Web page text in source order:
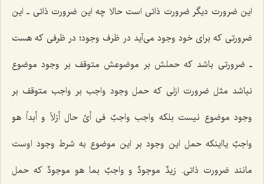
این ضرورت دیگر ضرورت ذاتی است حالا چه این ضرورت ذاتی ـ این
ضرورتی که برای خود وجود می‌آید در ظرف وجود؛ در ظرفی که هست
ـ ضرورتی باشد که حملش بر موضوعش متوقف بر وجود موضوع
نباشد مثل ضرورت ازلی که حمل وجود واجب بر واجب متوقف بر
وجود موضوع نیست بلکه واجب واجبٌ فی أیِّ حال أزلاً و أبداً هو
واجبٌ یااینکه حمل این وجود بر این موضوع به شرط وجود اوست
مانند ضرورت ذاتی. زیدٌ موجودٌ و واجبٌ بما هو موجودٌ که حمل